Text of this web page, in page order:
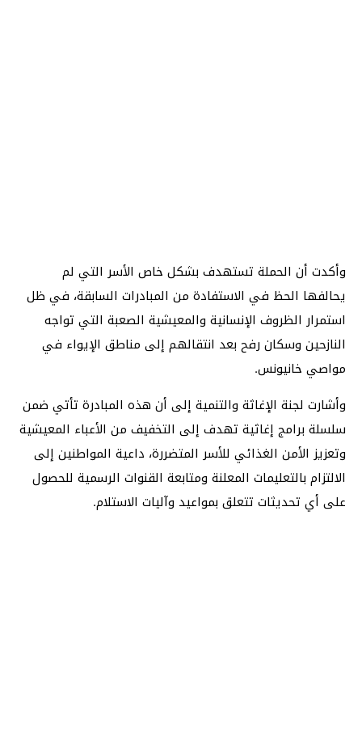
وأكدت أن الحملة تستهدف بشكل خاص الأسر التي لم
يحالفها الحظ في الاستفادة من المبادرات السابقة، في ظل
استمرار الظروف الإنسانية والمعيشية الصعبة التي تواجه
النازحين وسكان رفح بعد انتقالهم إلى مناطق الإيواء في
مواصي خانيونس.
وأشارت لجنة الإغاثة والتنمية إلى أن هذه المبادرة تأتي ضمن
سلسلة برامج إغاثية تهدف إلى التخفيف من الأعباء المعيشية
وتعزيز الأمن الغذائي للأسر المتضررة، داعية المواطنين إلى
الالتزام بالتعليمات المعلنة ومتابعة القنوات الرسمية للحصول
على أي تحديثات تتعلق بمواعيد وآليات الاستلام.